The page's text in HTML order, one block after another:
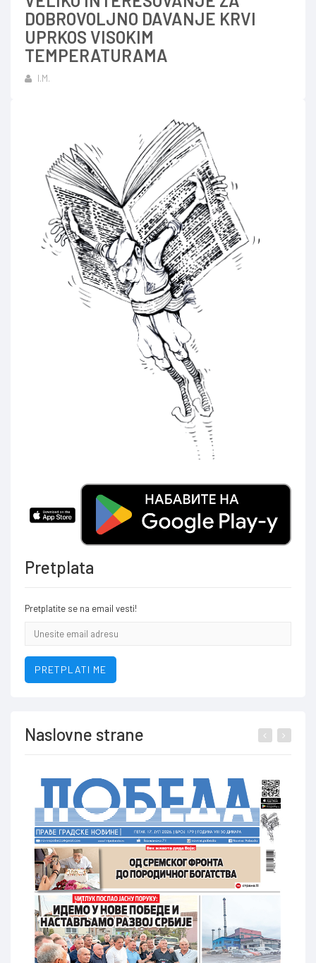
DOBROVOLJNO DAVANJE KRVI
UPRKOS VISOKIM
TEMPERATURAMA
I.M.
Pretplata
Pretplatite se na email vesti!
Email
addresa
PRETPLATI ME
Naslovne strane